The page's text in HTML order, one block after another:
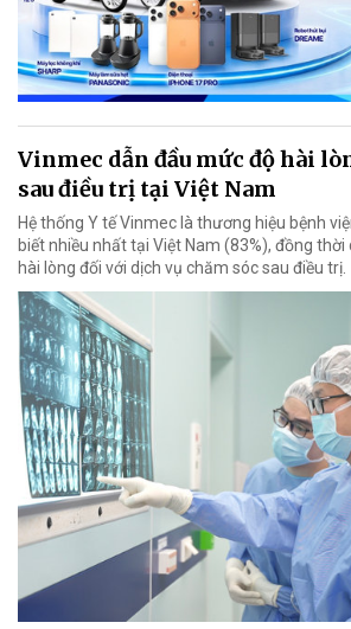
Vinmec dẫn đầu mức độ hài
sau điều trị tại Việt Nam
Hệ thống Y tế Vinmec là thương hiệu bệnh
biết nhiều nhất tại Việt Nam (83%), đồng
hài lòng đối với dịch vụ chăm sóc sau điều trị.